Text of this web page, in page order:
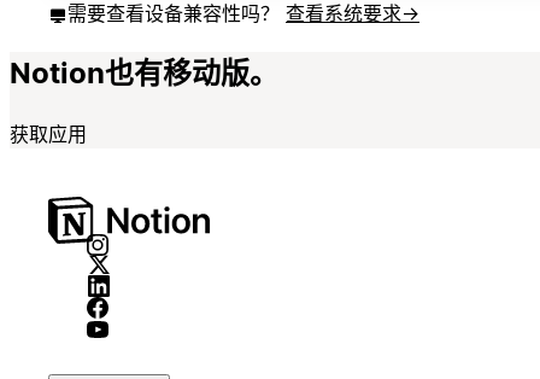
需要查看设备兼容性吗？ 查看系统要求→
Notion也有移动版。
获取应用